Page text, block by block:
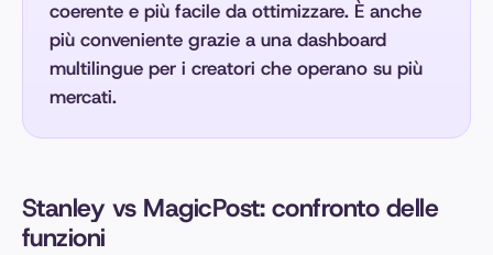
coerente e più facile da ottimizzare. È anche
più conveniente grazie a una dashboard
multilingue per i creatori che operano su più
mercati.
Stanley vs MagicPost: confronto delle
funzioni